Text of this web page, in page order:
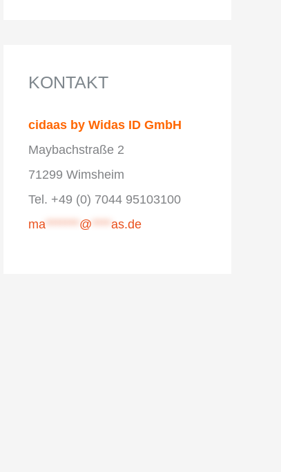
KONTAKT
cidaas by Widas ID GmbH
Maybachstraße 2
71299 Wimsheim
Tel. +49 (0) 7044 95103100
ma ******* @ **** as.de